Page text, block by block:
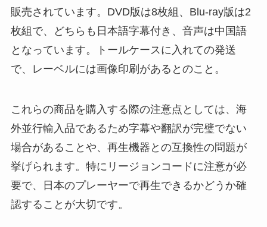
販売されています。DVD版は8枚組、Blu-ray版は2
枚組で、どちらも日本語字幕付き、音声は中国語
となっています。トールケースに入れての発送
で、レーベルには画像印刷があるとのこと。
これらの商品を購入する際の注意点としては、海
外並行輸入品であるため字幕や翻訳が完璧でない
場合があることや、再生機器との互換性の問題が
挙げられます。特にリージョンコードに注意が必
要で、日本のプレーヤーで再生できるかどうか確
認することが大切です。